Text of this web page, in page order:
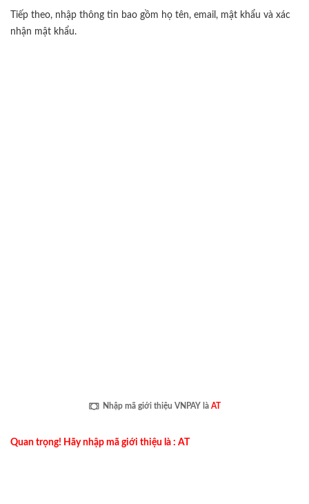
Tiếp theo, nhập thông tin bao gồm họ tên, email, mật khẩu và xác
nhận mật khẩu.
Nhập mã giới thiệu VNPAY là AT
Quan trọng! Hãy nhập mã giới thiệu là : AT